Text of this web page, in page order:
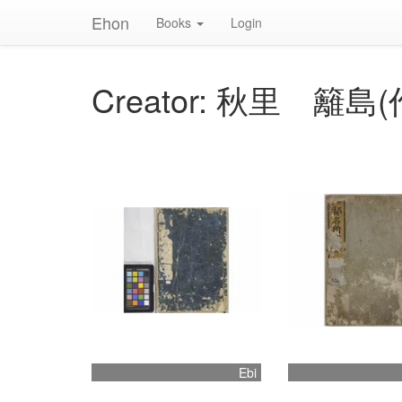
Ehon Books Login
Creator: 秋里 籬島(
Ebi